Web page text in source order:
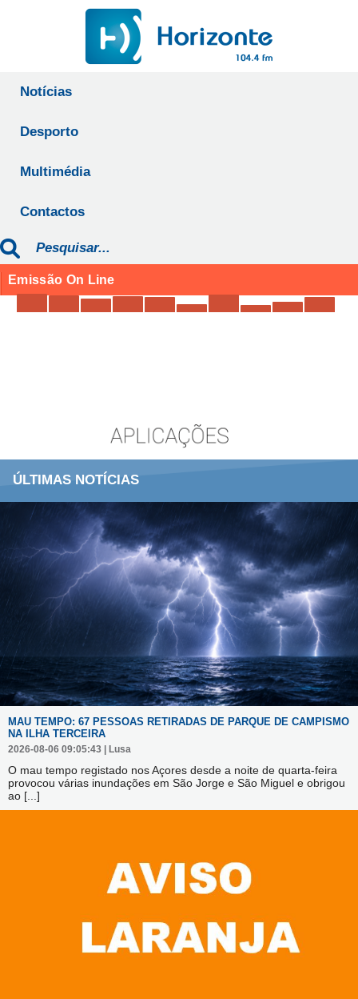
Notícias
Desporto
Multimédia
Contactos
Emissão On Line
ÚLTIMAS NOTÍCIAS
MAU TEMPO: 67 PESSOAS RETIRADAS DE PARQUE DE CAMPISMO
NA ILHA TERCEIRA
2026-08-06 09:05:43 | Lusa
O mau tempo registado nos Açores desde a noite de quarta-feira
provocou várias inundações em São Jorge e São Miguel e obrigou
ao [...]